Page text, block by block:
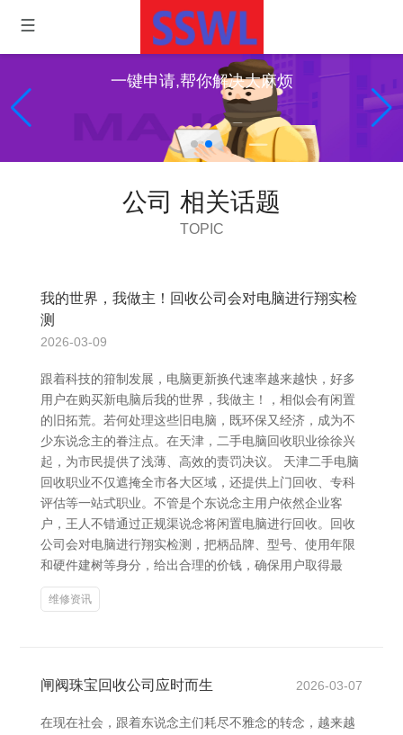
一键申请,帮你解决大麻烦
公司 相关话题
TOPIC
我的世界，我做主！回收公司会对电脑进行翔实检
测
2026-03-09
跟着科技的箝制发展，电脑更新换代速率越来越快，好多
用户在购买新电脑后我的世界，我做主！，相似会有闲置
的旧拓荒。若何处理这些旧电脑，既环保又经济，成为不
少东说念主的眷注点。在天津，二手电脑回收职业徐徐兴
起，为市民提供了浅薄、高效的责罚决议。 天津二手电脑
回收职业不仅遮掩全市各大区域，还提供上门回收、专科
评估等一站式职业。不管是个东说念主用户依然企业客
户，王人不错通过正规渠说念将闲置电脑进行回收。回收
公司会对电脑进行翔实检测，把柄品牌、型号、使用年限
和硬件建树等身分，给出合理的价钱，确保用户取得最
维修资讯
闸阀珠宝回收公司应时而生 2026-03-07
在现在社会，跟着东说念主们耗尽不雅念的转念，越来越